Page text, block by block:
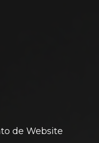
de Website